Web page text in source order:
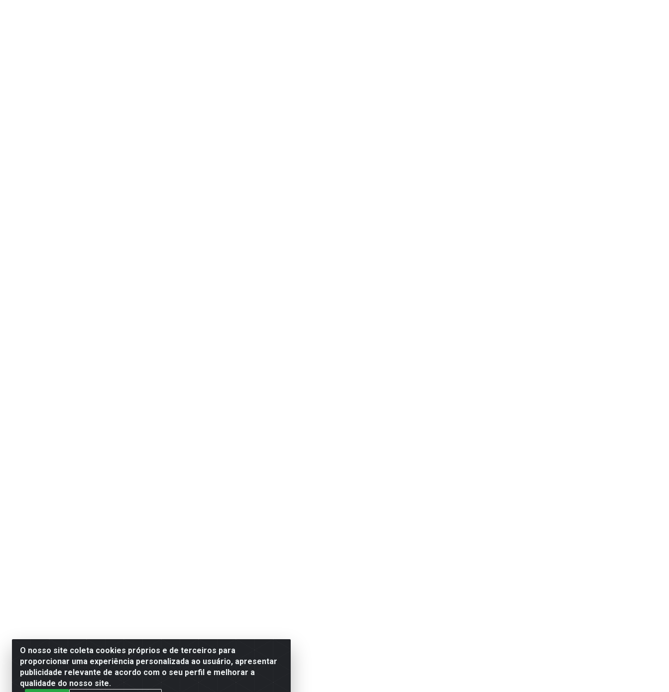
O nosso site coleta cookies próprios e de terceiros para
proporcionar uma experiência personalizada ao usuário, apresentar
publicidade relevante de acordo com o seu perfil e melhorar a
qualidade do nosso site.